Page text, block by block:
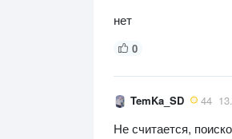
нет
0
TemKa_SD 44
Не считается,